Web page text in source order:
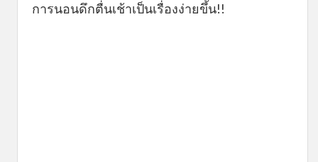
การนอนดึกตื่นเช้าเป็นเรื่องง่ายขึ้น!!